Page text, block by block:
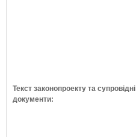
Текст законопроекту та супровідні
документи: